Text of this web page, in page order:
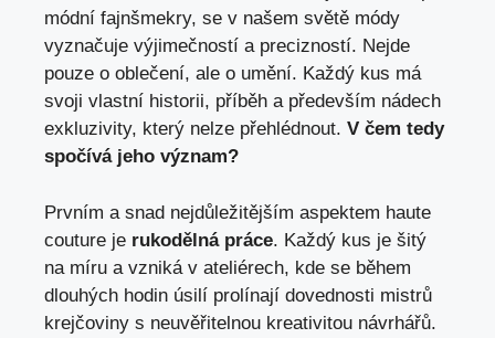
módní fajnšmekry, se v našem světě módy
vyznačuje výjimečností a precizností. Nejde
pouze o oblečení, ale o umění. Každý kus má
svoji vlastní historii, příběh a především nádech
exkluzivity, který nelze přehlédnout. V čem tedy
spočívá jeho význam?
Prvním a snad nejdůležitějším aspektem haute
couture je rukodělná práce. Každý kus je šitý
na míru a vzniká v ateliérech, kde se během
dlouhých hodin úsilí prolínají dovednosti mistrů
krejčoviny s neuvěřitelnou kreativitou návrhářů.